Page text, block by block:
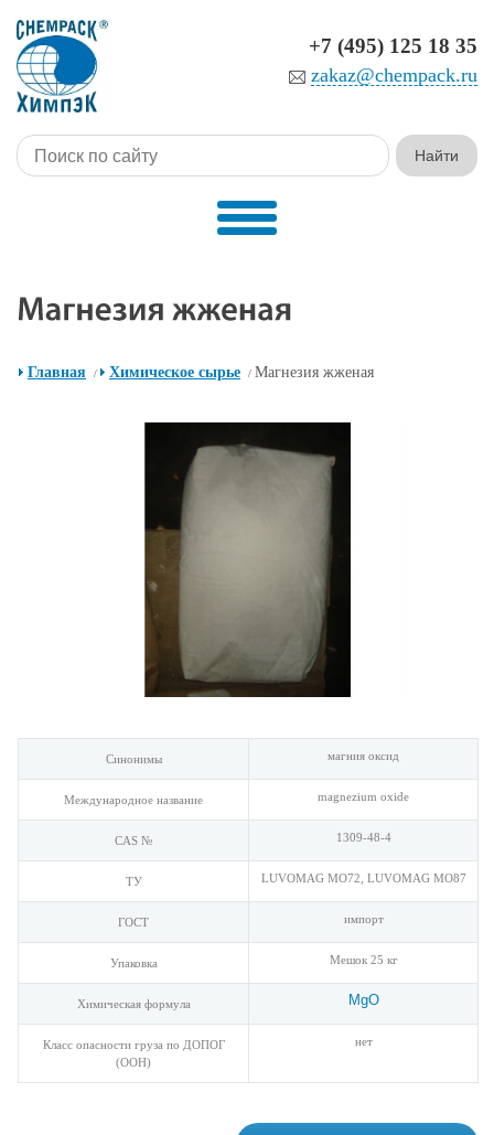
+7 (495) 125 18 35
zakaz@chempack.ru
Главная / Химическое сырье / Магнезия жженая
Синонимы магния оксид
Международное название magnezium oxide
CAS № 1309-48-4
ТУ LUVOMAG MO72, LUVOMAG MO87
ГОСТ импорт
Упаковка Мешок 25 кг
Химическая формула MgO
Класс опасности груза по ДОПОГ
(ООН)
нет